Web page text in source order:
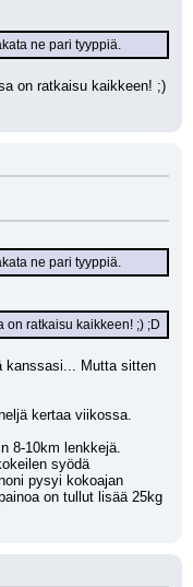
ne pari tyyppiä.
on ratkaisu kaikkeen! ;)
ne pari tyyppiä.
on ratkaisu kaikkeen! ;) ;D
kanssasi... Mutta sitten
kertaa viikossa.
8-10km lenkkejä.
syödä
pysyi kokoajan
on tullut lisää 25kg